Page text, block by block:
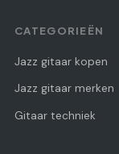
CATEGORIEËN
Jazz gitaar kopen
Jazz gitaar merken
Gitaar techniek